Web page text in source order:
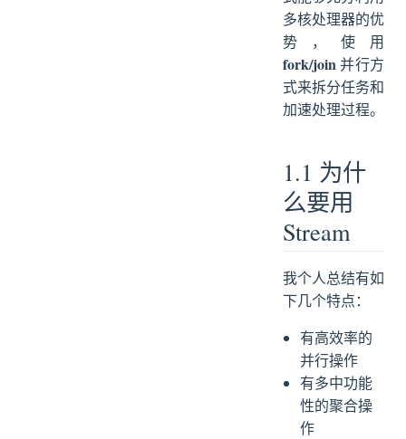
多核处理器的优
势，使用
fork/join并行方
式来拆分任务和
加速处理过程。
1.1 为什
么要用
Stream
我个人总结有如
下几个特点：
有高效率的
并行操作
有多中功能
性的聚合操
作